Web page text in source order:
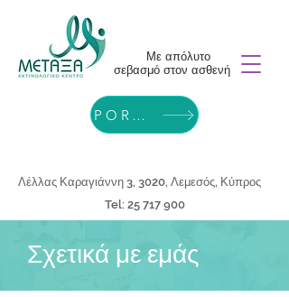
Με απόλυτο
σεβασμό στον ασθενή
Λέλλας Καραγιάννη 3, 3020, Λεμεσός, Κύπρος
Tel: 25 717 900
PORTAL
Σχετικά με εμάς